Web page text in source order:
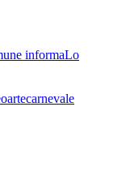
informaLo
artecarnevale